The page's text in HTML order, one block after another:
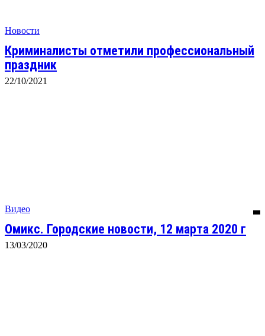
Новости
Криминалисты отметили профессиональный
праздник
22/10/2021
Видео
Омикс. Городские новости, 12 марта 2020 г
13/03/2020